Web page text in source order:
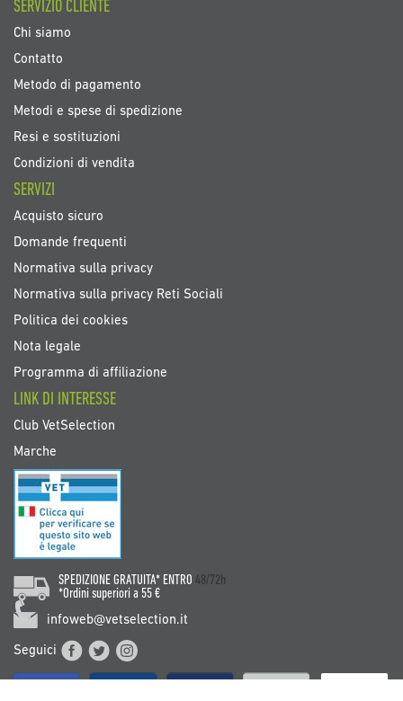
SERVIZIO CLIENTE
Chi siamo
Contatto
Metodo di pagamento
Metodi e spese di spedizione
Resi e sostituzioni
Condizioni di vendita
SERVIZI
Acquisto sicuro
Domande frequenti
Normativa sulla privacy
Normativa sulla privacy Reti Sociali
Politica dei cookies
Nota legale
Programma di affiliazione
LINK DI INTERESSE
Club VetSelection
Marche
SPEDIZIONE GRATUITA* ENTRO 48/72h
*Ordini superiori a 55 €
infoweb@vetselection.it
Seguici